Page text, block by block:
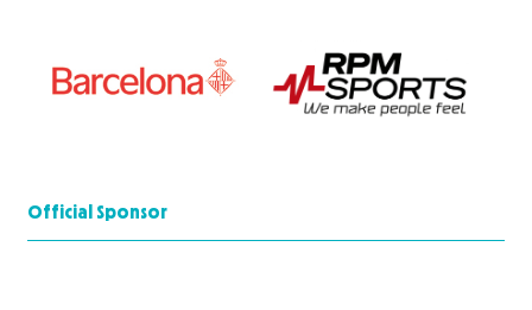
Official Sponsor